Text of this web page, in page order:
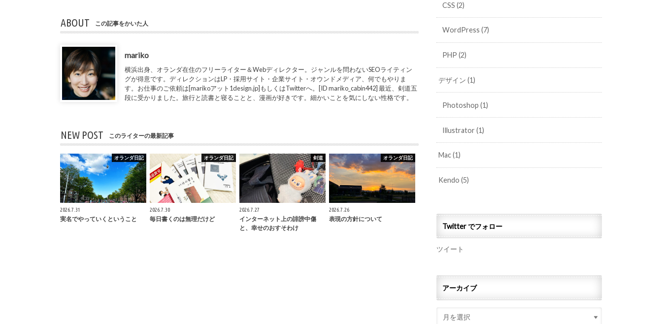
ABOUT この記事をかいた人
mariko
横浜出身、オランダ在住のフリーライター＆Webディレクター。ジャンルを問わないSEOライティン
グが得意です。ディレクションはLP・採用サイト・企業サイト・オウンドメディア、何でもやりま
す。お仕事のご依頼は[marikoアット1design.jp]もしくはTwitterへ。[ID mariko_cabin442] 最近、剣道五
段に受かりました。旅行と読書と寝ることと、漫画が好きです。細かいことを気にしない性格です。
NEW POST このライターの最新記事
オランダ日記
2026.7.31
実名でやっていくということ
オランダ日記
2026.7.30
毎日書くのは無理だけど
剣道
2026.7.27
インターネット上の誹謗中傷
と、幸せのおすそわけ
オランダ日記
2026.7.26
表現の方針について
CSS (2)
WordPress (7)
PHP (2)
デザイン(1)
Photoshop (1)
Illustrator (1)
Mac(1)
Kendo(5)
Twitter でフォロー
ツイート
アーカイブ